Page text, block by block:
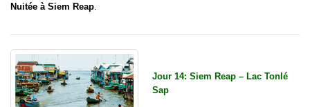
Nuitée à Siem Reap
Jour 14: Siem Reap – Lac Tonlé
Sap